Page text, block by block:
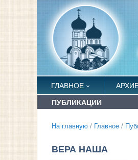
ГЛАВНОЕ
ПУБЛИКАЦИИ
На главную / Главное /
ВЕРА НАША